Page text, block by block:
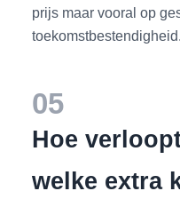
prijs maar vooral op
toekomstbestendigheid.
05
Hoe
welke extra